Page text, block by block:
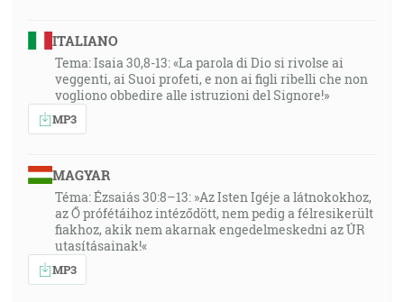
ITALIANO
Tema: Isaia 30,8-13: «La parola di Dio si rivolse ai
veggenti, ai Suoi profeti, e non ai figli ribelli che non
vogliono obbedire alle istruzioni del Signore!»
MP3
MAGYAR
Téma: Ézsaiás 30:8–13: »Az Isten Igéje a látnokokhoz,
az Ő prófétáihoz intéződött, nem pedig a félresikerült
fiakhoz, akik nem akarnak engedelmeskedni az ÚR
utasításainak!«
MP3